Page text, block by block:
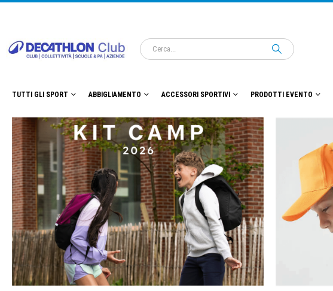
TUTTI GLI SPORT ABBIGLIAMENTO ACCESSORI SPORTIVI PRODOTTI EVENTO